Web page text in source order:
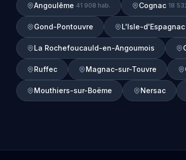
Angoulême 41 908 hab. Cognac 18
Gond-Pontouvre L'Isle-d'Espagnac
La Rochefoucauld-en-Angoumois
Ruffec Magnac-sur-Touvre
Mouthiers-sur-Boëme Nersac